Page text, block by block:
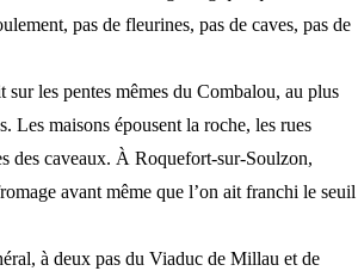
pas de fleurines, pas de caves, pas de
sur les pentes mêmes du Combalou, au plus
Les maisons épousent la roche, les rues
des caveaux. À Roquefort-sur-Soulzon,
avant même que l’on ait franchi le seuil
à deux pas du Viaduc de Millau et de